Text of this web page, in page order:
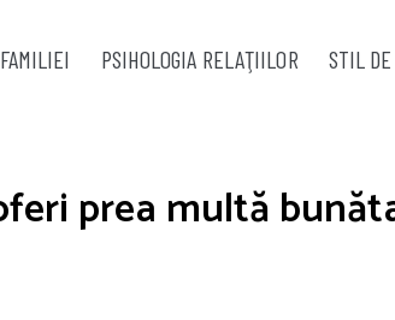
PSIHOLOGIA RELAŢIILOR STIL
prea multă